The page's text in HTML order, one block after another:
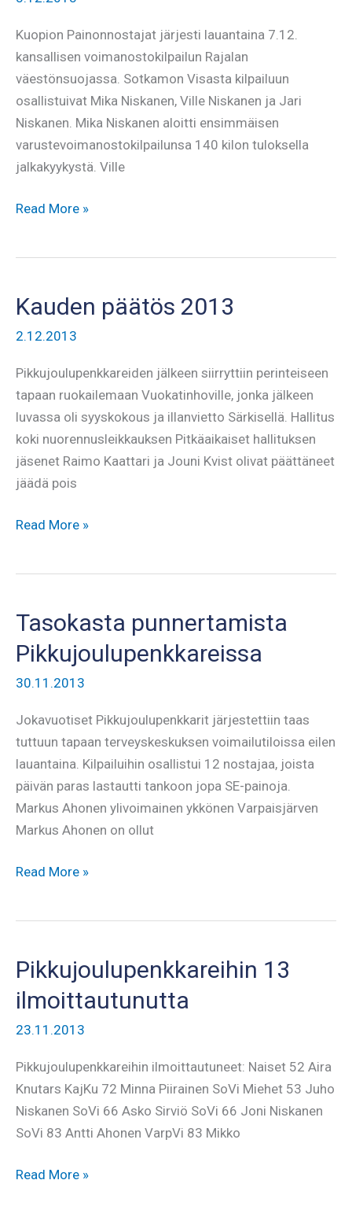
Kuopion Painonnostajat järjesti lauantaina 7.12.
kansallisen voimanostokilpailun Rajalan
väestönsuojassa. Sotkamon Visasta kilpailuun
osallistuivat Mika Niskanen, Ville Niskanen ja Jari
Niskanen. Mika Niskanen aloitti ensimmäisen
varustevoimanostokilpailunsa 140 kilon tuloksella
jalkakyykystä. Ville
Niskasilla
Kuopiossa
Read More »
Kauden päätös 2013
2.12.2013
Pikkujoulupenkkareiden jälkeen siirryttiin perinteiseen
tapaan ruokailemaan Vuokatinhoville, jonka jälkeen
luvassa oli syyskokous ja illanvietto Särkisellä. Hallitus
koki nuorennusleikkauksen Pitkäaikaiset hallituksen
jäsenet Raimo Kaattari ja Jouni Kvist olivat päättäneet
jäädä pois
Kauden
Read More »
Tasokasta punnertamista
Pikkujoulupenkkareissa
30.11.2013
Jokavuotiset Pikkujoulupenkkarit järjestettiin taas
tuttuun tapaan terveyskeskuksen voimailutiloissa eilen
lauantaina. Kilpailuihin osallistui 12 nostajaa, joista
päivän paras lastautti tankoon jopa SE-painoja.
Markus Ahonen ylivoimainen ykkönen Varpaisjärven
Markus Ahonen on ollut
Tasokasta
Read More »
Pikkujoulupenkkareihin 13
ilmoittautunutta
23.11.2013
Pikkujoulupenkkareihin ilmoittautuneet: Naiset 52 Aira
Knutars KajKu 72 Minna Piirainen SoVi Miehet 53 Juho
Niskanen SoVi 66 Asko Sirviö SoVi 66 Joni Niskanen
SoVi 83 Antti Ahonen VarpVi 83 Mikko
Pikkujoulupenkkareihin
Read More »